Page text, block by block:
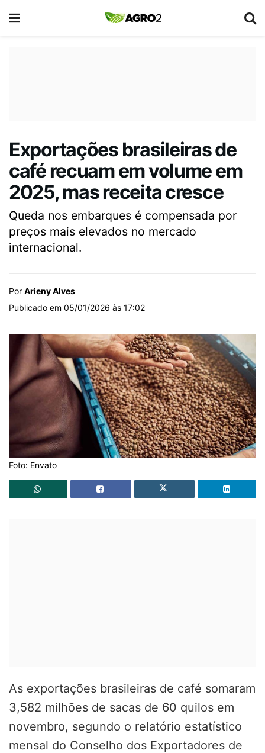
Exportações brasileiras de
café recuam em volume em
2025, mas receita cresce
Queda nos embarques é compensada por
preços mais elevados no mercado
internacional.
Por Arieny Alves
Publicado em 05/01/2026 às 17:02
Foto: Envato
As exportações brasileiras de café somaram
3,582 milhões de sacas de 60 quilos em
novembro, segundo o relatório estatístico
mensal do Conselho dos Exportadores de